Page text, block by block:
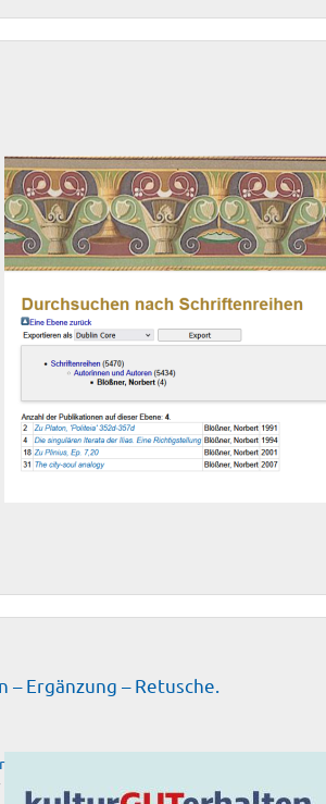
Ergänzung – Retusche.